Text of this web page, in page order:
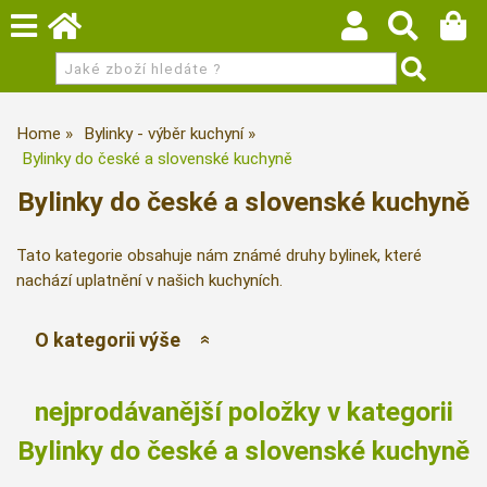
Home
Bylinky - výběr kuchyní
Bylinky do české a slovenské kuchyně
Bylinky do české a slovenské kuchyně
Tato kategorie obsahuje nám známé druhy bylinek, které
nachází uplatnění v našich kuchyních.
O kategorii výše
nejprodávanější položky v kategorii
Bylinky do české a slovenské kuchyně